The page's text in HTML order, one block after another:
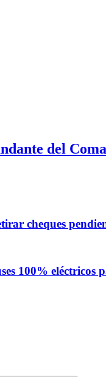
del
cheques
100%